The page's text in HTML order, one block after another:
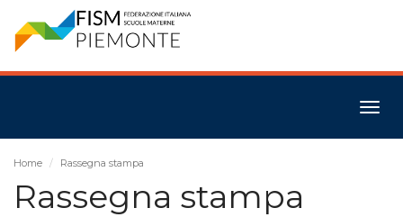
Home Rassegna stampa
Rassegna stampa